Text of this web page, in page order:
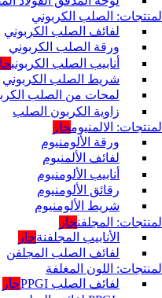
المنتجات: الصلب الكربوني
لفائف الصلب الكربوني
ورقة الصلب الكربوني
أنابيب الصلب الكربوني
شريط الصلب الكربوني
لمحات من الصلب
زاوية الكربون الصلب
المنتجات: الالمنيومحار
ورقة الألومنيوم
لفائف الألمنيوم
أنابيب الألومنيوم
رقائق الألومنيوم
شريط الألومنيوم
المنتجات: المجلفنحار
الأنابيب المجلفنةحار
لفائف الصلب المجلفن
المنتجات: اللون المغلفة
لفائف الصلب PPGI
حار